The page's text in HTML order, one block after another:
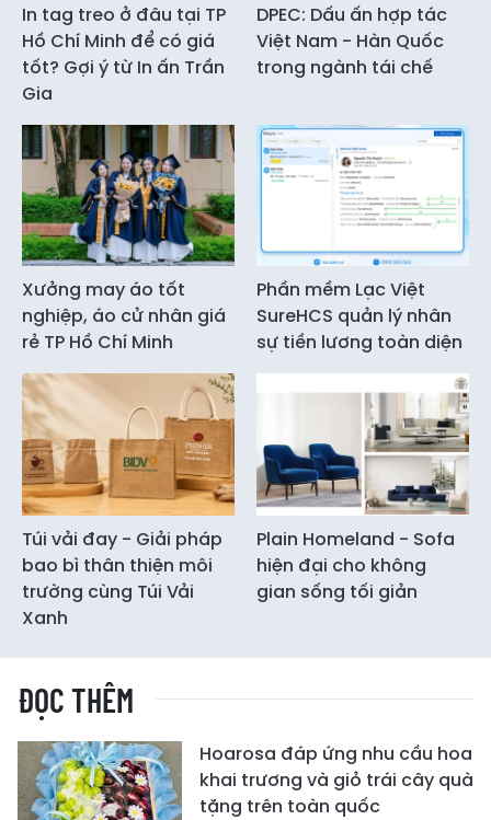
In tag treo ở đâu tại TP
Hồ Chí Minh để có giá
tốt? Gợi ý từ In ấn Trần
Gia
DPEC: Dấu ấn hợp tác
Việt Nam - Hàn Quốc
trong ngành tái chế
Xưởng may áo tốt
nghiệp, áo cử nhân giá
rẻ TP Hồ Chí Minh
Phần mềm Lạc Việt
SureHCS quản lý nhân
sự tiền lương toàn diện
Túi vải đay - Giải pháp
bao bì thân thiện môi
trường cùng Túi Vải
Xanh
Plain Homeland - Sofa
hiện đại cho không
gian sống tối giản
ĐỌC THÊM
Hoarosa đáp ứng nhu cầu hoa
khai trương và giỏ trái cây quà
tặng trên toàn quốc